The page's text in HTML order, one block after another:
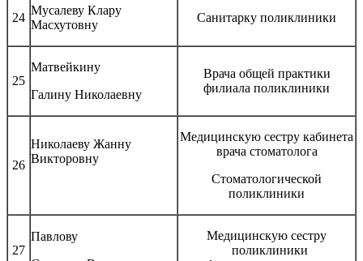
24
Мусалеву Клару
Масхутовну
Санитарку поликлиники
25
Матвейкину
Галину Николаевну
Врача общей практики
филиала поликлиники
26
Николаеву Жанну
Викторовну
Медицинскую сестру кабинета
врача стоматолога
Стоматологической
поликлиники
27
Павлову
Медицинскую сестру
поликлиники